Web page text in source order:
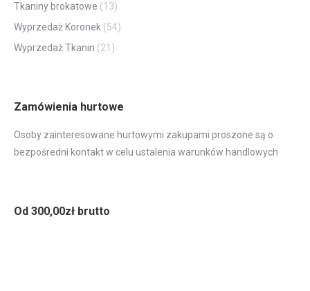
Tkaniny brokatowe (13)
Wyprzedaż Koronek (54)
Wyprzedaż Tkanin (21)
Zamówienia hurtowe
Osoby zainteresowane hurtowymi zakupami proszone są o
bezpośredni kontakt w celu ustalenia warunków handlowych
Od 300,00zł brutto